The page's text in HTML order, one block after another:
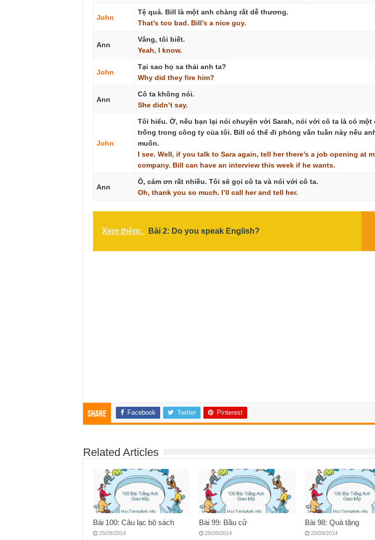
John
Tệ quá. Bill là một anh chàng rất dễ thương.
That’s too bad. Bill’s a nice guy.
Ann
Vâng, tôi biết.
Yeah, I know.
John
Tại sao họ sa thải anh ta?
Why did they fire him?
Ann
Cô ta không nói.
She didn’t say.
John
Tôi hiểu. Ờ, nếu bạn lại nói chuyện với Sarah, nói với cô ta là có một
trống trong công ty của tôi. Bill có thể đi phỏng vấn tuần này nếu
muốn.
I see. Well, if you talk to Sara again, tell her there’s a job opening at
company. Bill can have an interview this week if he wants.
Ann
Ô, cám ơn rất nhiều. Tôi sẽ gọi cô ta và nói với cô ta.
Oh, thank you so much. I’ll call her and tell her.
Xem thêm: Bài 2: Do you speak English?
Share Facebook Twitter Pinterest
Related Articles
Bài 100: Câu lạc bộ sách
25/09/2014
Bài 99: Bầu cử
25/09/2014
Bài 98: Quà tặng
25/09/2014